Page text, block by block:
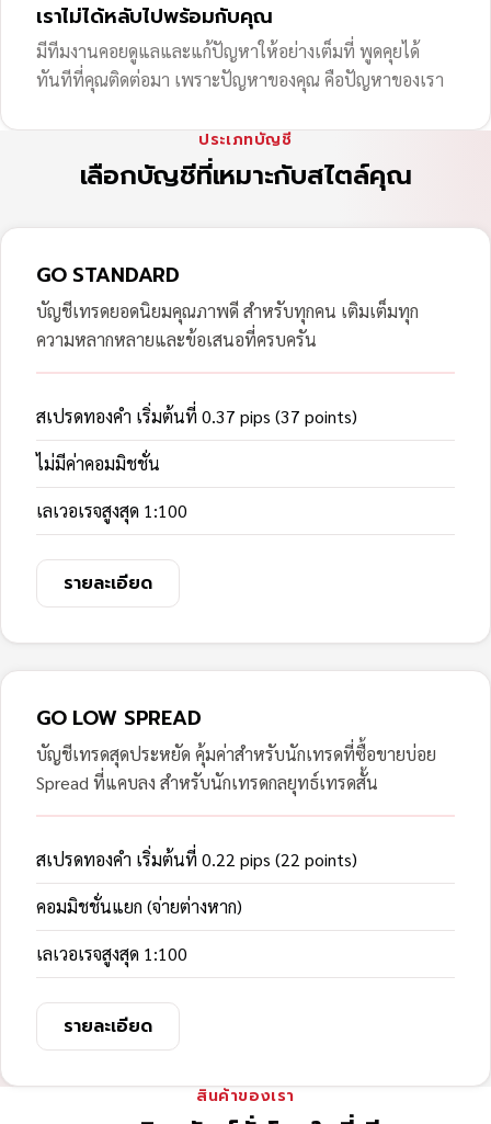
เราไม่ได้หลับไปพร้อมกับคุณ
มีทีมงานคอยดูแลและแก้ปัญหาให้อย่างเต็มที่ พูดคุยได้
ทันทีที่คุณติดต่อมา เพราะปัญหาของคุณ คือปัญหาของเรา
ประเภทบัญชี
เลือกบัญชีที่เหมาะกับสไตล์คุณ
GO STANDARD
บัญชีเทรดยอดนิยมคุณภาพดี สำหรับทุกคน เติมเต็มทุก
ความหลากหลายและข้อเสนอที่ครบครัน
สเปรดทองคำ เริ่มต้นที่ 0.37 pips (37 points)
ไม่มีค่าคอมมิชชั่น
เลเวอเรจสูงสุด 1:100
รายละเอียด
GO LOW SPREAD
บัญชีเทรดสุดประหยัด คุ้มค่าสำหรับนักเทรดที่ซื้อขายบ่อย
Spread ที่แคบลง สำหรับนักเทรดกลยุทธ์เทรดสั้น
สเปรดทองคำ เริ่มต้นที่ 0.22 pips (22 points)
คอมมิชชั่นแยก (จ่ายต่างหาก)
เลเวอเรจสูงสุด 1:100
รายละเอียด
สินค้าของเรา